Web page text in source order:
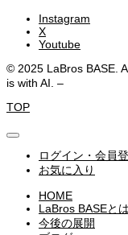
Instagram
X
Youtube
© 2025 LaBros BASE.
is with AI. –
TOP
ログイン・会員
お気に入り
HOME
LaBros BASEと
今後の展開